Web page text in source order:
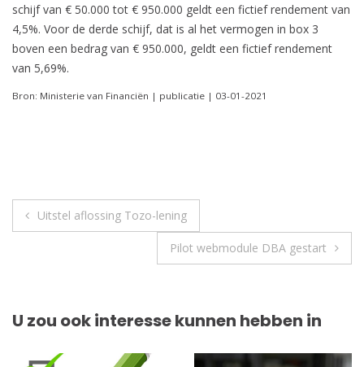
schijf van € 50.000 tot € 950.000 geldt een fictief rendement van
4,5%. Voor de derde schijf, dat is al het vermogen in box 3
boven een bedrag van € 950.000, geldt een fictief rendement
van 5,69%.
Bron: Ministerie van Financiën | publicatie | 03-01-2021
Berichtnavigatie
Uitstel aflossing Tozo-lening
Pilot webmodule DBA gestart
U zou ook interesse kunnen hebben in